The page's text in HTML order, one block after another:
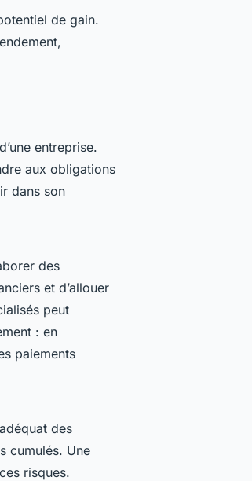
de gain.
d’une entreprise.
aux obligations
dans son
des
et d’allouer
peut
: en
paiements
des
cumulés. Une
risques.